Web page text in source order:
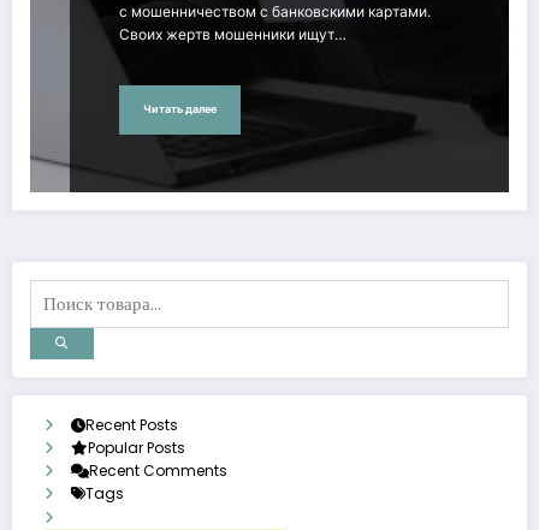
с мошенничеством с банковскими картами.
Своих жертв мошенники ищут…
Читать далее
Recent Posts
Popular Posts
Recent Comments
Tags